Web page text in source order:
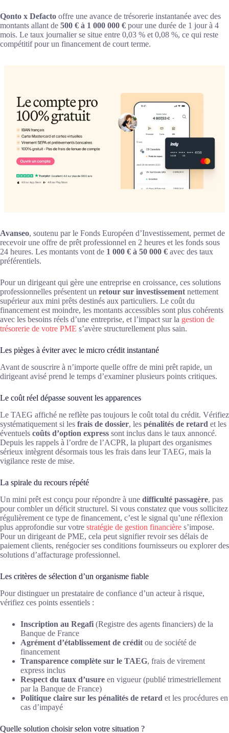
Qonto x Defacto offre une avance de trésorerie instantanée avec des
montants allant de 500 € à 1 000 000 € pour une durée de 1 jour à 4
mois. Le taux journalier se situe entre 0,03 % et 0,08 %, ce qui reste
compétitif pour un financement de court terme.
Avanseo, soutenu par le Fonds Européen d’Investissement, permet de
recevoir une offre de prêt professionnel en 2 heures et les fonds sous
24 heures. Les montants vont de 1 000 € à 50 000 € avec des taux
préférentiels.
Pour un dirigeant qui gère une entreprise en croissance, ces solutions
professionnelles présentent un retour sur investissementnettement
supérieur aux mini prêts destinés aux particuliers. Le coût du
financement est moindre, les montants accessibles sont plus cohérents
avec les besoins réels d’une entreprise, et l’impact sur la gestion de
trésorerie de votre PME s’avère structurellement plus sain.
Les pièges à éviter avec le micro crédit instantané
Avant de souscrire à n’importe quelle offre de mini prêt rapide, un
dirigeant avisé prend le temps d’examiner plusieurs points critiques.
Le coût réel dépasse souvent les apparences
Le TAEG affiché ne reflète pas toujours le coût total du crédit. Vérifiez
systématiquement si les frais de dossier, les pénalités de retard et les
éventuels coûts d’option express sont inclus dans le taux annoncé.
Depuis les rappels à l’ordre de l’ACPR, la plupart des organismes
sérieux intègrent désormais tous les frais dans leur TAEG, mais la
vigilance reste de mise.
La spirale du recours répété
Un mini prêt est conçu pour répondre à une difficulté passagère, pas
pour combler un déficit structurel. Si vous constatez que vous sollicitez
régulièrement ce type de financement, c’est le signal qu’une réflexion
plus approfondie sur votre stratégie de gestion financière s’impose.
Pour un dirigeant de PME, cela peut signifier revoir ses délais de
paiement clients, renégocier ses conditions fournisseurs ou explorer des
solutions d’affacturage professionnel.
Les critères de sélection d’un organisme fiable
Pour distinguer un prestataire de confiance d’un acteur à risque,
vérifiez ces points essentiels :
Inscription au Regafi (Registre des agents financiers) de la
Banque de France
Agrément d’établissement de crédit ou de société de
financement
Transparence complète sur le TAEG, frais de virement
express inclus
Respect du taux d’usure en vigueur (publié trimestriellement
par la Banque de France)
Politique claire sur les pénalités de retard et les procédures en
cas d’impayé
Quelle solution choisir selon votre situation ?